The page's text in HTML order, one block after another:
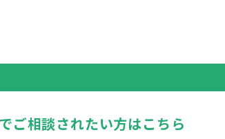
ご相談されたい方はこちら